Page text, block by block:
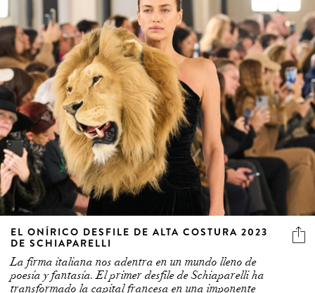
EL ONÍRICO DESFILE DE ALTA COSTURA 2023
DE SCHIAPARELLI
La firma italiana nos adentra en un mundo lleno de
poesía y fantasía. El primer desfile de Schiaparelli ha
transformado la capital francesa en una imponente